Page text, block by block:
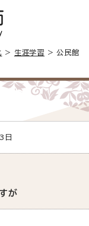
> 生涯学習 > 公民館
日
が